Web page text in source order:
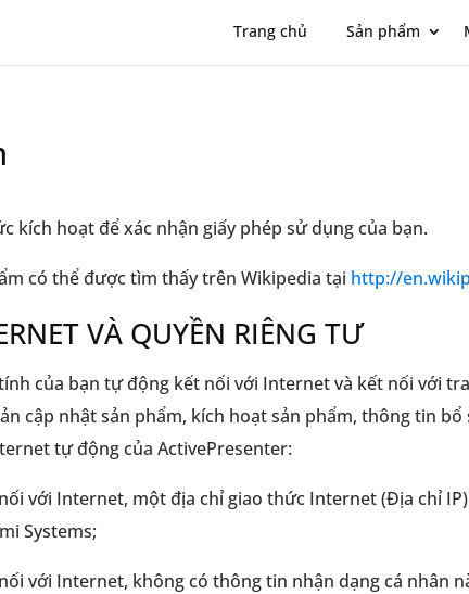
Trang chủ Sản phẩm
kích hoạt để xác nhận giấy phép sử dụng của bạn.
có thể được tìm thấy trên Wikipedia tại http://
VÀ QUYỀN RIÊNG TƯ
của bạn tự động kết nối với Internet và kết nối với
cập nhật sản phẩm, kích hoạt sản phẩm, thông tin
tự động của ActivePresenter:
với Internet, một địa chỉ giao thức Internet (Địa chỉ
Systems;
với Internet, không có thông tin nhận dạng cá nhân